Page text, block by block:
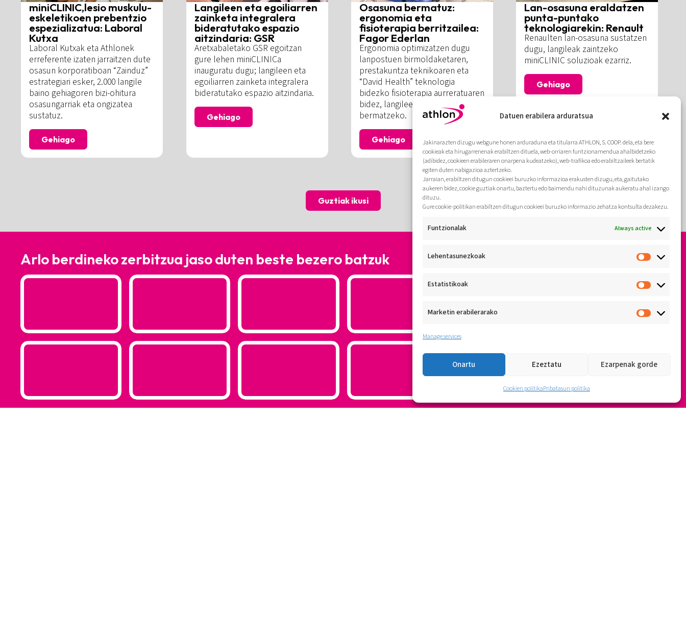
Datuen erabilera arduratsua
Jakinarazten dizugu webgune honen arduraduna eta titularra ATHLON, S. COOP. dela, eta bere
cookieak eta hirugarrenenak erabiltzen dituela, web-orriaren funtzionamendua ahalbidetzeko
(adibidez, cookieen erabileraren onarpena kudeatzeko), web-trafikoa edo erabiltzaileek bertatik
egiten duten nabigazioa aztertzeko.
Jarraian, erabiltzen ditugun cookieei buruzko informazioa erakusten dizugu, eta, gaitutako
aukeren bidez, cookie guztiak onartu, baztertu edo baimendu nahi dituzunak aukeratu ahal izango
dituzu.
Gure cookie-politikan erabiltzen ditugun cookieei buruzko informazio zehatza kontsulta dezakezu.
Funtzionalak Always active
Lehentasunezkoak
Estatistikoak
Marketin erabilerarako
Manage services
Onartu Ezeztatu Ezarpenak gorde
Cookien politikaPribatasun politika
miniCLINIC,lesio muskulu-
eskeletikoen prebentzio
espezializatua: Laboral
Kutxa
Laboral Kutxak eta Athlonek
erreferente izaten jarraitzen dute
osasun korporatiboan “Zainduz”
estrategiari esker, 2.000 langile
baino gehiagoren bizi-ohitura
osasungarriak eta ongizatea
sustatuz.
Gehiago
Langileen eta egoiliarren
zainketa integralera
bideratutako espazio
aitzindaria: GSR
Aretxabaletako GSR egoitzan
gure lehen miniCLINICa
inauguratu dugu; langileen eta
egoiliarren zainketa integralera
bideratutako espazio aitzindaria.
Gehiago
Osasuna bermatuz:
ergonomia eta
fisioterapia berritzailea:
Fagor Ederlan
Ergonomia optimizatzen dugu
lanpostuen birmoldaketaren,
prestakuntza teknikoaren eta
“David Health” teknologia
bidezko fisioterapia aurreratuaren
bidez, langileen osasuna
bermatzeko.
Gehiago
Lan-osasuna eraldatzen
punta-puntako
teknologiarekin: Renault
Renaulten lan-osasuna sustatzen
dugu, langileak zaintzeko
miniCLINIC soluzioak ezarriz.
Gehiago
Guztiak ikusi
Arlo berdineko zerbitzua jaso duten beste bezero batzuk